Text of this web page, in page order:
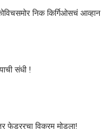
निक किर्गिओसचं आव्हान
संधी !
फेडररचा विक्रम मोडला!